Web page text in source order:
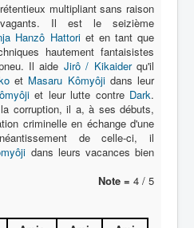
multipliant sans raison
Il est le seizième
Hanzô Hattoriet en tant que
hautement fantaisistes
Il aide Jirô / Kikaiderqu'il
et Masaru Kômyôjidans leur
et leur lutte contre Dark.
corruption, il a, à ses débuts,
criminelle en échange d'une
de celle-ci, il
dans leurs vacances bien
Note = 4 / 5